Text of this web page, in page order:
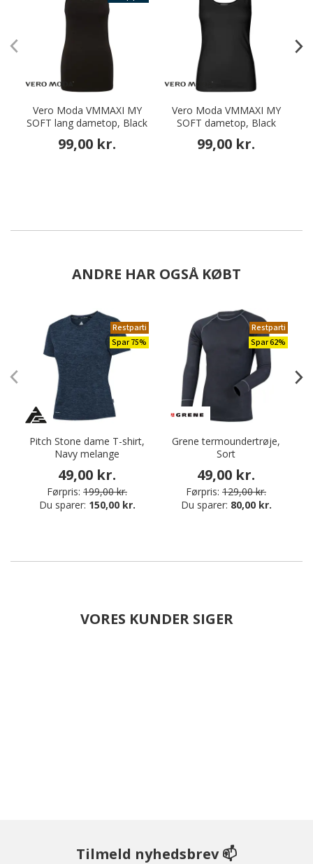
Vero Moda VMMAXI MY
SOFT lang dametop, Black
99,00 kr.
Vero Moda VMMAXI MY
SOFT dametop, Black
99,00 kr.
ANDRE HAR OGSÅ KØBT
Restparti
Spar 75%
Pitch Stone dame T-shirt,
Navy melange
49,00 kr.
Førpris: 199,00 kr.
Du sparer: 150,00 kr.
Restparti
Spar 62%
Grene termoundertrøje,
Sort
49,00 kr.
Førpris: 129,00 kr.
Du sparer: 80,00 kr.
VORES KUNDER SIGER
Tilmeld nyhedsbrev 📫